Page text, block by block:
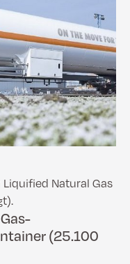
Natural Gas
(25.100